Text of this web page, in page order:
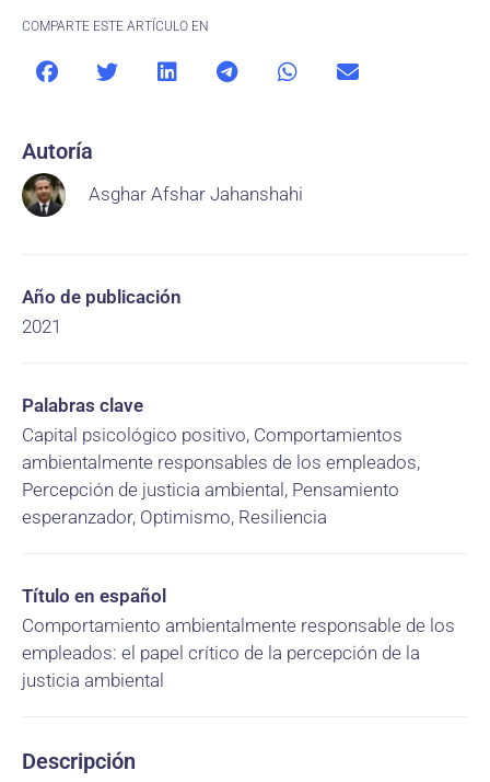
COMPARTE ESTE ARTÍCULO EN
Autoría
Asghar Afshar Jahanshahi
Año de publicación
2021
Palabras clave
Capital psicológico positivo, Comportamientos
ambientalmente responsables de los empleados,
Percepción de justicia ambiental, Pensamiento
esperanzador, Optimismo, Resiliencia
Título en español
Comportamiento ambientalmente responsable de los
empleados: el papel crítico de la percepción de la
justicia ambiental
Descripción